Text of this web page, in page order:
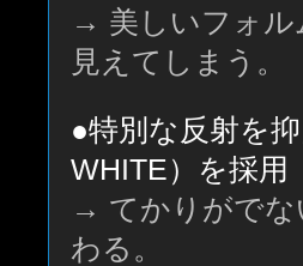
→ 美しいフォル
見えてしまう。
●特別な反射を
WHITE）を採用
→ てかりがでな
わる。